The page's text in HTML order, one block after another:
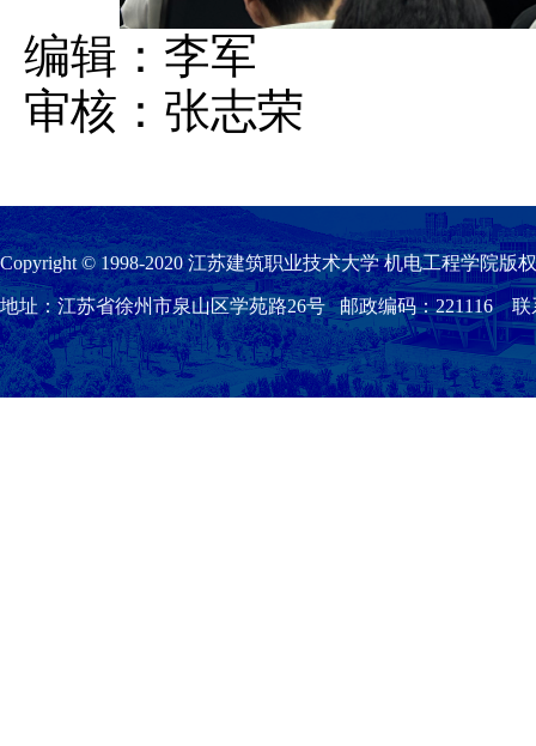
编辑：李军
审核：张志荣
Copyright © 1998-2020 江苏建筑职业技术大学 机电工程学院版
地址：江苏省徐州市泉山区学苑路26号 邮政编码：221116 联